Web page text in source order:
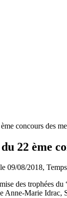
concours des
22 ème
09/08/2018,
des trophées
Anne-Marie Idrac,